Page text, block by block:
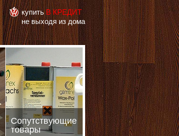
купитьВ КРЕДИТ
не выходя из дома
Сопутствующие
товары